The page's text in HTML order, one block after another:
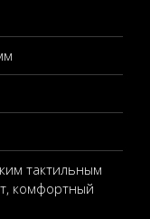
тактильным
комфортный